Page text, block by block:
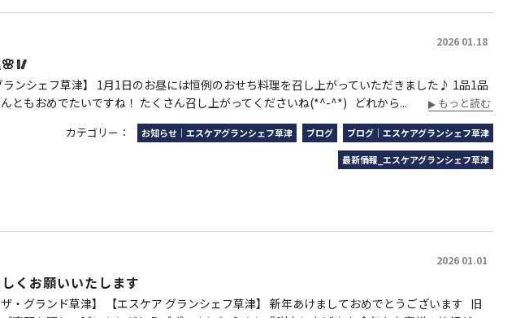
2026 01.18
ランシェフ草津】 1月1日のお昼には恒例のおせち料理を召し上がっていただきました♪ 1品1品
ともおめでたいですね！ たくさん召し上がってくださいね(*^-^*) どれから...
もっと読む
カテゴリー：
お知らせ｜エスケアグランシェフ草津 ブログ ブログ｜エスケアグランシェフ草津
最新情報_エスケアグランシェフ草津
くお願いいたします
2026 01.01
・グランド草津】 【エスケア グランシェフ草津】 新年あけましておめでとうございます 旧